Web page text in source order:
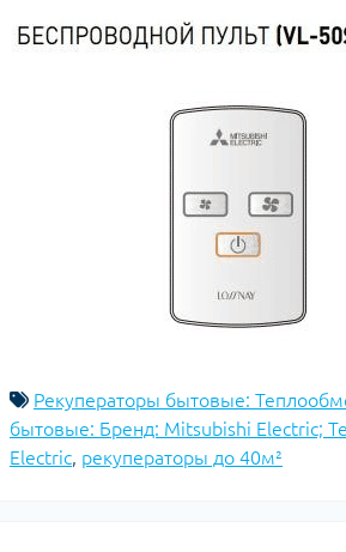
Рекуператоры бытовые:
бытовые: Бренд: Mitsubishi Electric;
Electric, рекуператоры до 40м²